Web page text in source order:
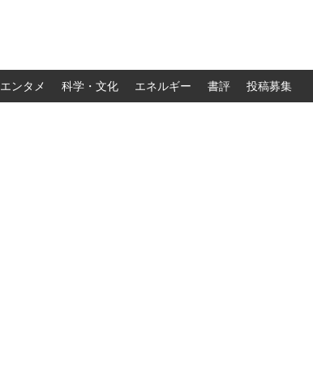
エンタメ 科学・文化 エネルギー 書評 投稿募集